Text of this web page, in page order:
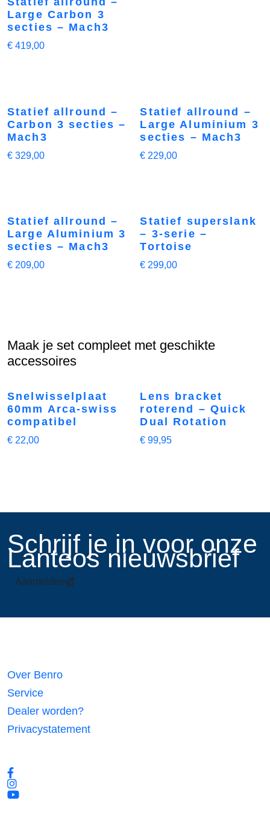
Large Carbon 3
secties – Mach3
€ 419,00
Statief allround –
Carbon 3 secties –
Mach3
€ 329,00
Statief allround –
Large Aluminium 3
secties – Mach3
€ 229,00
Statief allround –
Large Aluminium 3
secties – Mach3
€ 209,00
Statief superslank
– 3-serie –
Tortoise
€ 299,00
Maak je set compleet met geschikte
accessoires
Snelwisselplaat
60mm Arca-swiss
compatibel
€ 22,00
Lens bracket
roterend – Quick
Dual Rotation
€ 99,95
​Schrijf je in voor onze
Lanteos nieuwsbrief
Aanmelden
Over Benro
Service
Dealer worden?
Privacystatement